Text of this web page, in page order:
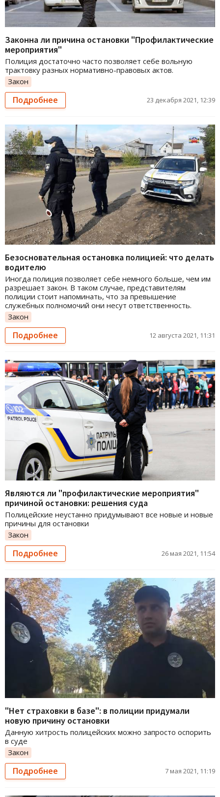
Законна ли причина остановки "Профилактические
мероприятия"
Полиция достаточно часто позволяет себе вольную
трактовку разных нормативно-правовых актов.
Закон
Подробнее 23 декабря 2021, 12:39
Безосновательная остановка полицией: что делать
водителю
Иногда полиция позволяет себе немного больше, чем им
разрешает закон. В таком случае, представителям
полиции стоит напоминать, что за превышение
служебных полномочий они несут ответственность.
Закон
Подробнее 12 августа 2021, 11:31
Являются ли "профилактические мероприятия"
причиной остановки: решения суда
Полицейские неустанно придумывают все новые и новые
причины для остановки
Закон
Подробнее 26 мая 2021, 11:54
"Нет страховки в базе": в полиции придумали
новую причину остановки
Данную хитрость полицейских можно запросто оспорить
в суде
Закон
Подробнее 7 мая 2021, 11:19